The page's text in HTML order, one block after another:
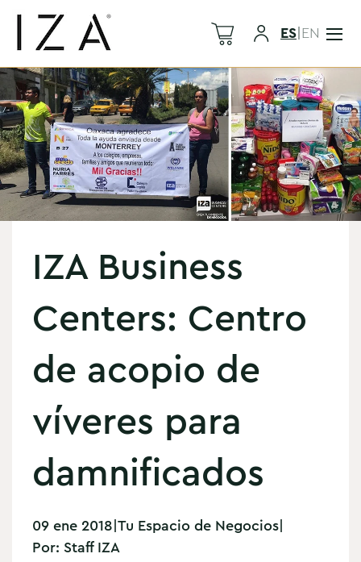
ES|EN
IZA Business
Centers: Centro
de acopio de
víveres para
damnificados
09 ene 2018|Tu Espacio de Negocios|
Por: Staff IZA